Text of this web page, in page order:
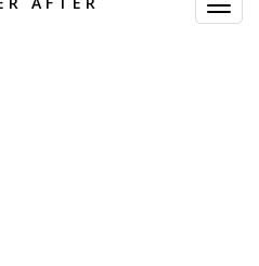
Toggle